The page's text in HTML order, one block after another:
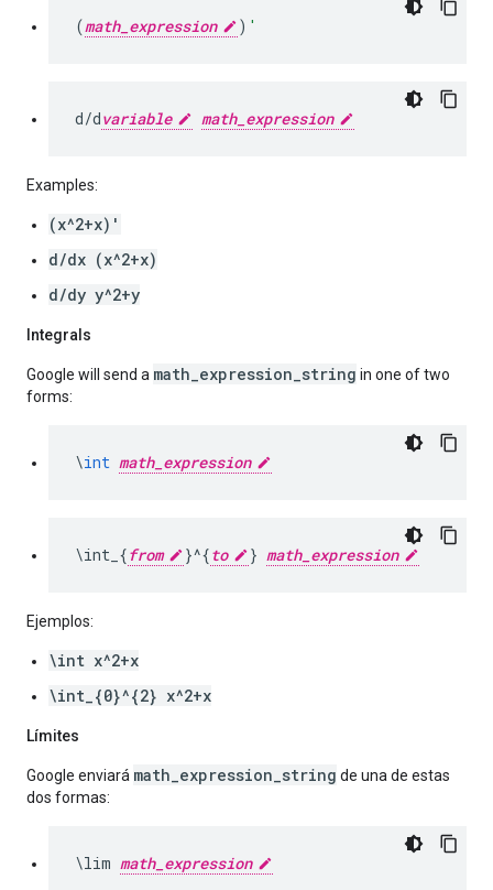
(math_expression ) '
d/dvariable math_expression
Examples:
(x^2+x) '
d/dx (x^2+x)
d/dy y^2+y
Integrals
Google will send a math_expression_string in one oftwo
forms:
\int math_expression
\int_{from }^{to } math_expression
Ejemplos:
\int x^2+x
\int_{0}^{2} x^2+x
Límites
Google enviará math_expression_string de una de estas
dos formas:
\lim math_expression